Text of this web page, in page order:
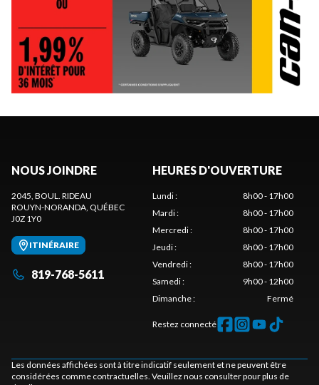
NOUS JOINDRE
2045, BOUL. RIDEAU
ROUYN-NORANDA , QUÉBEC
J0Z 1Y0
ITINÉRAIRE
819-768-5611
HEURES D'OUVERTURE
Lundi:
8h00 - 17h00
Mardi:
8h00 - 17h00
Mercredi:
8h00 - 17h00
Jeudi:
8h00 - 17h00
Vendredi:
8h00 - 17h00
Samedi:
9h00 - 12h00
Dimanche: Fermé
Restez connecté
Les données affichées sont à titre indicatif seulement et ne peuvent être
considérées comme contractuelles. Veuillez nous consulter pour plus de